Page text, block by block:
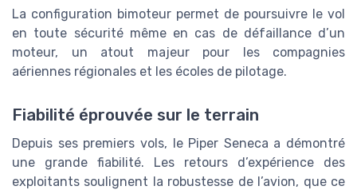
La configuration bimoteur permet de poursuivre le vol
en toute sécurité même en cas de défaillance d’un
moteur, un atout majeur pour les compagnies
aériennes régionales et les écoles de pilotage.
Fiabilité éprouvée sur le terrain
Depuis ses premiers vols, le Piper Seneca a démontré
une grande fiabilité. Les retours d’expérience des
exploitants soulignent la robustesse de l’avion, que ce